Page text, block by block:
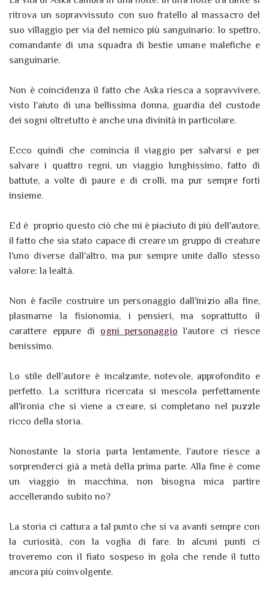
ritrova un sopravvissuto con suo fratello al massacro del
suo villaggio per via del nemico più sanguinario: lo spettro,
comandante di una squadra di bestie umane malefiche e
sanguinarie.
Non è coincidenza il fatto che Aska riesca a sopravvivere,
visto l'aiuto di una bellissima donna, guardia del custode
dei sogni oltretutto è anche una divinità in particolare.
Ecco quindi che comincia il viaggio per salvarsi e per
salvare i quattro regni, un viaggio lunghissimo, fatto di
battute, a volte di paure e di crolli, ma pur sempre forti
insieme.
Ed è proprio questo ciò che mi è piaciuto di più dell'autore,
il fatto che sia stato capace di creare un gruppo di creature
l'uno diverse dall'altro, ma pur sempre unite dallo stesso
valore: la lealtà.
Non è facile costruire un personaggio dall'inizio alla fine,
plasmarne la fisionomia, i pensieri, ma soprattutto il
carattere eppure di ogni personaggio l'autore ci riesce
benissimo.
Lo stile dell'autore è incalzante, notevole, approfondito e
perfetto. La scrittura ricercata si mescola perfettamente
all'ironia che si viene a creare, si completano nel puzzle
ricco della storia.
Nonostante la storia parta lentamente, l'autore riesce a
sorprenderci già a metà della prima parte. Alla fine è come
un viaggio in macchina, non bisogna mica partire
accellerando subito no?
La storia ci cattura a tal punto che si va avanti sempre con
la curiosità, con la voglia di fare. In alcuni punti ci
troveremo con il fiato sospeso in gola che rende il tutto
ancora più coinvolgente.